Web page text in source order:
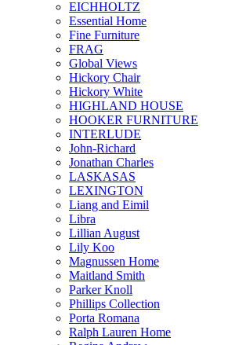
EICHHOLTZ
Essential Home
Fine Furniture
FRAG
Global Views
Hickory Chair
Hickory White
HIGHLAND HOUSE
HOOKER FURNITURE
INTERLUDE
John-Richard
Jonathan Charles
LASKASAS
LEXINGTON
Liang and Eimil
Libra
Lillian August
Lily Koo
Magnussen Home
Maitland Smith
Parker Knoll
Phillips Collection
Porta Romana
Ralph Lauren Home